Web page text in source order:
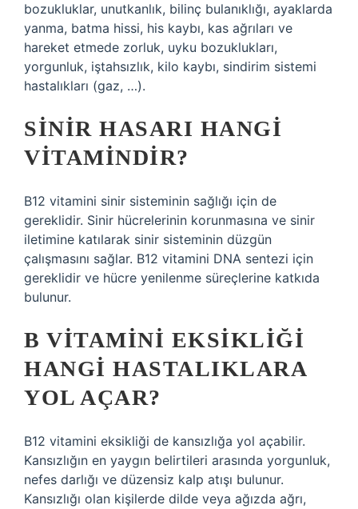
bozukluklar, unutkanlık, bilinç bulanıklığı, ayaklarda
yanma, batma hissi, his kaybı, kas ağrıları ve
hareket etmede zorluk, uyku bozuklukları,
yorgunluk, iştahsızlık, kilo kaybı, sindirim sistemi
hastalıkları (gaz, …).
SINIR HASARI HANGI
VITAMINDIR?
B12 vitamini sinir sisteminin sağlığı için de
gereklidir. Sinir hücrelerinin korunmasına ve sinir
iletimine katılarak sinir sisteminin düzgün
çalışmasını sağlar. B12 vitamini DNA sentezi için
gereklidir ve hücre yenilenme süreçlerine katkıda
bulunur.
B VITAMINI EKSIKLIĞI
HANGI HASTALIKLARA
YOL AÇAR?
B12 vitamini eksikliği de kansızlığa yol açabilir.
Kansızlığın en yaygın belirtileri arasında yorgunluk,
nefes darlığı ve düzensiz kalp atışı bulunur.
Kansızlığı olan kişilerde dilde veya ağızda ağrı,